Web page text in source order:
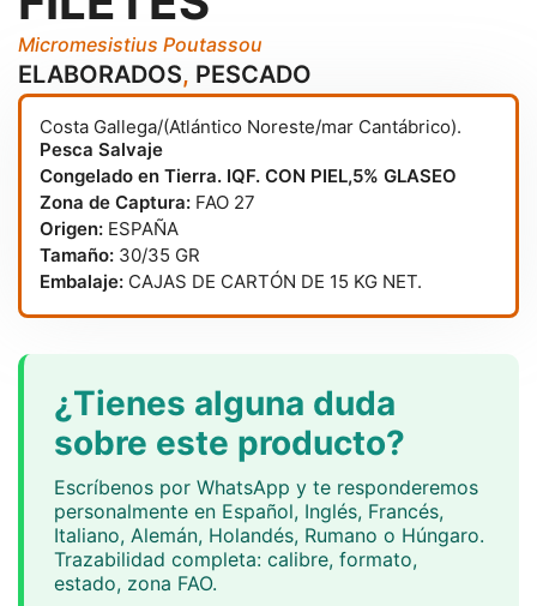
Micromesistius Poutassou
ELABORADOS, PESCADO
Costa Gallega/(Atlántico Noreste/mar Cantábrico).
Pesca Salvaje
Congelado en Tierra. IQF. CON PIEL,5% GLASEO
Zona de Captura: FAO 27
Origen: ESPAÑA
Tamaño: 30/35 GR
Embalaje: CAJAS DE CARTÓN DE 15 KG NET.
¿Tienes alguna duda
sobre este producto?
Escríbenos por WhatsApp y te responderemos
personalmente en Español, Inglés, Francés,
Italiano, Alemán, Holandés, Rumano o Húngaro.
Trazabilidad completa: calibre, formato,
estado, zona FAO.